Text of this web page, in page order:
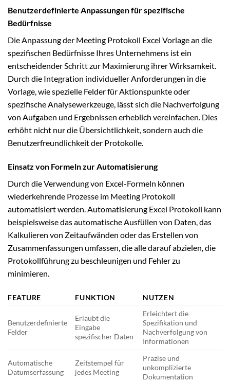
Benutzerdefinierte Anpassungen für spezifische
Bedürfnisse
Die Anpassung der Meeting Protokoll Excel Vorlage an die
spezifischen Bedürfnisse Ihres Unternehmens ist ein
entscheidender Schritt zur Maximierung ihrer Wirksamkeit.
Durch die Integration individueller Anforderungen in die
Vorlage, wie spezielle Felder für Aktionspunkte oder
spezifische Analysewerkzeuge, lässt sich die Nachverfolgung
von Aufgaben und Ergebnissen erheblich vereinfachen. Dies
erhöht nicht nur die Übersichtlichkeit, sondern auch die
Benutzerfreundlichkeit der Protokolle.
Einsatz von Formeln zur Automatisierung
Durch die Verwendung von Excel-Formeln können
wiederkehrende Prozesse im Meeting Protokoll
automatisiert werden. Automatisierung Excel Protokoll kann
beispielsweise das automatische Ausfüllen von Daten, das
Kalkulieren von Zeitaufwänden oder das Erstellen von
Zusammenfassungen umfassen, die alle darauf abzielen, die
Protokollführung zu beschleunigen und Fehler zu
minimieren.
FEATURE FUNKTION NUTZEN
Benutzerdefinierte
Felder
Erlaubt die
Eingabe
spezifischer Daten
Erleichtert die
Spezifikation und
Nachverfolgung von
Informationen
Automatische
Datumserfassung
Zeitstempel für
jedes Meeting
Präzise und
unkomplizierte
Dokumentation